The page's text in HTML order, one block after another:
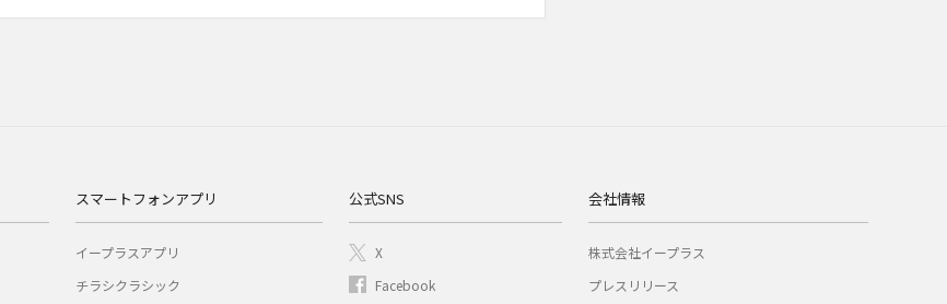
スマートフォンアプリ
イープラスアプリ
チラシクラシック
公式SNS
X
Facebook
会社情報
株式会社イープラス
プレスリリース